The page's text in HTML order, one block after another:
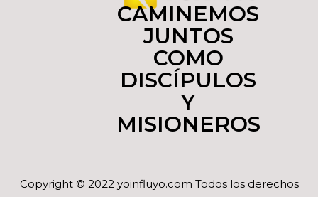
CAMINEMOS
JUNTOS
COMO
DISCÍPULOS
Y
MISIONEROS
Copyright © 2022 yoinfluyo.com Todos los derechos